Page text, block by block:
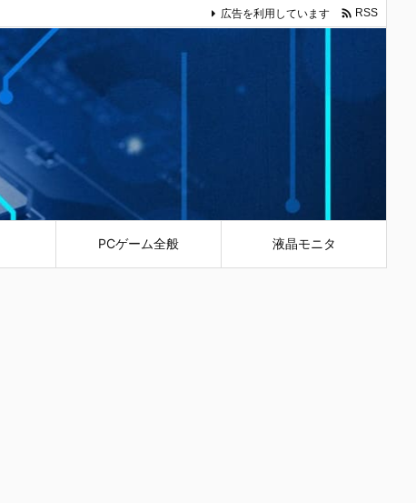
PCゲーム全般 液晶モニタ
広告を利用しています  RSS